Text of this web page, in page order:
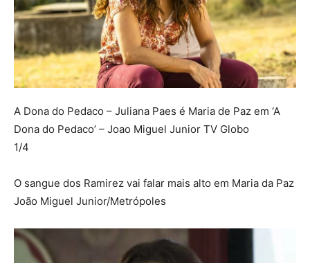
A Dona do Pedaco – Juliana Paes é Maria de Paz em ‘A
Dona do Pedaco’ – Joao Miguel Junior TV Globo
1/4
O sangue dos Ramirez vai falar mais alto em Maria da Paz
João Miguel Junior/Metrópoles